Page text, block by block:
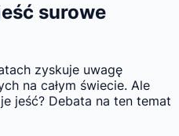
surowe
zyskuje uwagę
na całym świecie. Ale
jeść? Debata na ten temat